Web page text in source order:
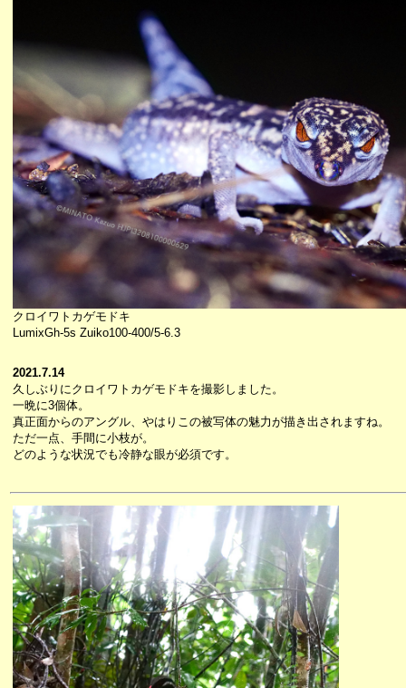
クロイワトカゲモドキ
LumixGh-5s Zuiko100-400/5-6.3
2021.7.14
久しぶりにクロイワトカゲモドキを撮影しました。
一晩に3個体。
真正面からのアングル、やはりこの被写体の魅力が描き出されますね。
ただ一点、手間に小枝が。
どのような状況でも冷静な眼が必須です。